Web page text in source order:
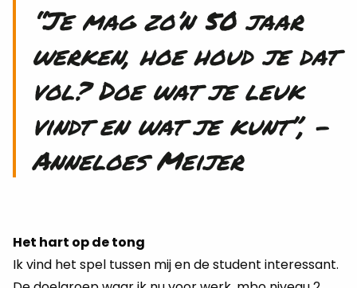
“Je mag zo’n 50 jaar
werken, hoe houd je dat
vol? Doe wat je leuk
vindt en wat je kunt”, –
Anneloes Meijer
Het hart op de tong
Ik vind het spel tussen mij en de student interessant.